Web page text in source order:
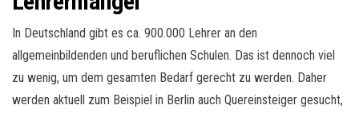
In Deutschland gibt es ca. 900.000 Lehrer an den
allgemeinbildenden und beruflichen Schulen. Das ist dennoch viel
zu wenig, um dem gesamten Bedarf gerecht zu werden. Daher
werden aktuell zum Beispiel in Berlin auch Quereinsteiger gesucht,